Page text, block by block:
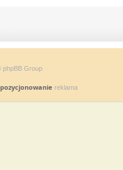
phpBB Group
pozycjonowanie reklama